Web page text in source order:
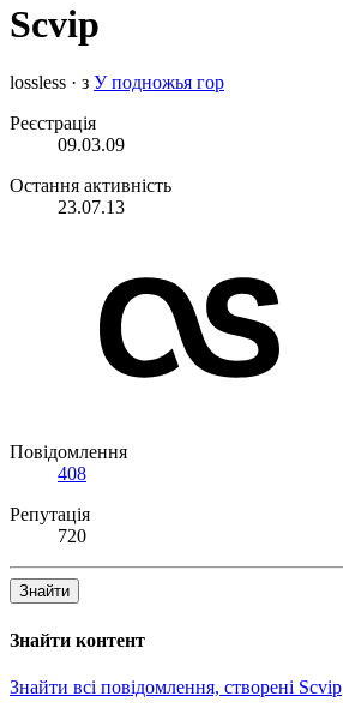
Scvip
lossless · з У подножья гор
Реєстрація
09.03.09
Остання активність
23.07.13
Повідомлення
408
Репутація
720
Знайти
Знайти контент
Знайти всі повідомлення, створені Scvip